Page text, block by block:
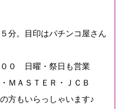
分。目印はパチンコ屋さん
０ 日曜・祭日も営業
ＭＡＳＴＥＲ・ＪＣＢ
方もいらっしゃいます♪